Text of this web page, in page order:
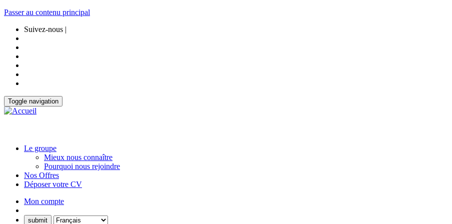
Passer au contenu principal
Suivez-nous |
Toggle navigation
Le groupe
Mieux nous connaître
Pourquoi nous rejoindre
Nos Offres
Déposer votre CV
Mon compte